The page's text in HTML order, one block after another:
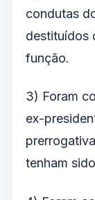
condutas
destituídos
função.
3) Foram
ex-
tenham